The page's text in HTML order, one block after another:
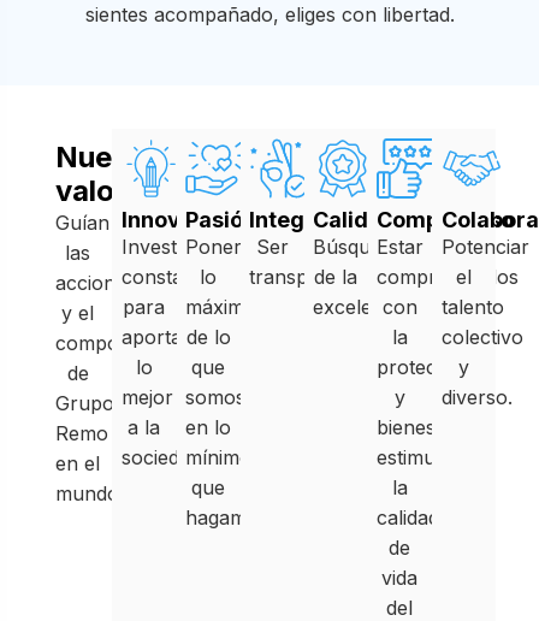
sientes acompañado, eliges con libertad.
Nuestros
valores
Guían
las
acciones
y el
comportamiento
de
Grupo
Remo
en el
mundo.
Innovación
Investigación
constante
para
aportar
lo
mejor
a la
sociedad.
Pasión
Poner
lo
máximo
de lo
que
somos
en lo
mínimo
que
hagamos.
Integridad
Ser
transparentes.
Calidad
Búsqueda
de la
excelencia.
Compromiso
Estar
comprometidos
con
la
protección
y
bienestar,
estimulando
la
calidad
de
vida
del
Potenciar
el
talento
colectivo
y
diverso.